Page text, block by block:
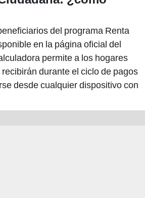
permite a los hogares
durante el ciclo de pagos
desde cualquier dispositivo con